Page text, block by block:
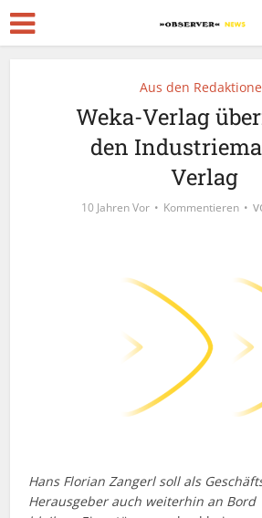
Aus den
Weka-Verlag
den
Verlag
10 Jahren Vor Kommentieren
Hans Florian Zangerl soll als
Herausgeber auch weiterhin an Bord